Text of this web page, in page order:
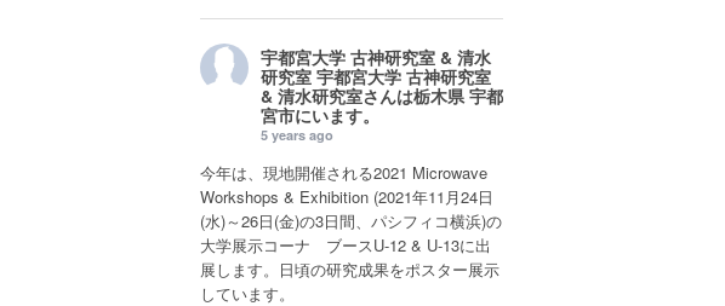
宇都宮大学 古神研究室 & 清水
研究室 宇都宮大学 古神研究室
& 清水研究室さんは栃木県 宇都
宮市にいます。
5 years ago
今年は、現地開催される2021 Microwave
Workshops & Exhibition (2021年11月24日
(水)～26日(金)の3日間、パシフィコ横浜)の
大学展示コーナ ブースU-12 & U-13に出
展します。日頃の研究成果をポスター展示
しています。